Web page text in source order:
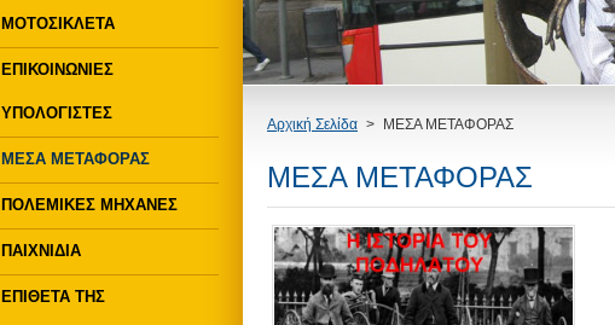
Αρχική Σελίδα > ΜΕΣΑ ΜΕΤΑΦΟΡΑΣ
ΜΕΣΑ ΜΕΤΑΦΟΡΑΣ
ΜΟΤΟΣΙΚΛΕΤΑ
ΕΠΙΚΟΙΝΩΝΙΕΣ
ΥΠΟΛΟΓΙΣΤΕΣ
ΜΕΣΑ ΜΕΤΑΦΟΡΑΣ
ΠΟΛΕΜΙΚΕΣ ΜΗΧΑΝΕΣ
ΠΑΙΧΝΙΔΙΑ
ΕΠΙΘΕΤΑ ΤΗΣ